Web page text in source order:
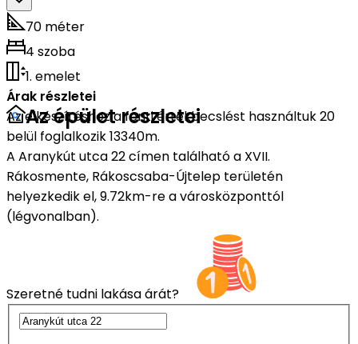
70 méter
4 szoba
1. emelet
Árak részletei
Az elkészítéshez a fenti értékbecslést használtuk 20
belül foglalkozik 13340m.
Az épület részletei
A Aranykút utca 22 címen található a XVII.
Rákosmente, Rákoscsaba-Újtelep területén
helyezkedik el, 9.72km-re a városközponttól
(légvonalban).
Szeretné tudni lakása árát?